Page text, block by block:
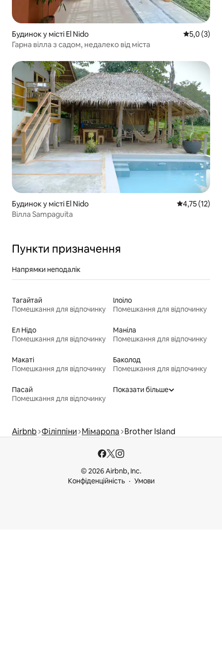
Будинок у місті El Nido Середня
5,0 (3)
Гарна вілла з садом, недалеко від міста
Будинок у місті El Nido Середня
4,75 (12)
Вілла Sampaguita
Пункти призначення
Напрямки неподалік
Тагайтай
Помешкання для відпочинку
Ілоіло
Помешкання для відпочинку
Ел Нідо
Помешкання для відпочинку
Маніла
Помешкання для відпочинку
Макаті
Помешкання для відпочинку
Баколод
Помешкання для відпочинку
Пасай
Помешкання для відпочинку
Показати більше
Airbnb Філіппіни Мімаропа Brother Island
© 2026 Airbnb, Inc.
Конфіденційність
Умови